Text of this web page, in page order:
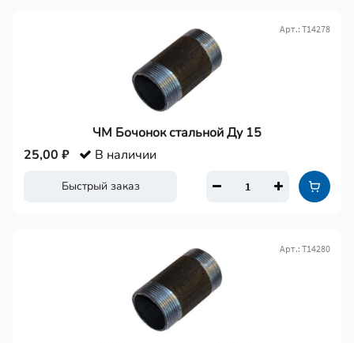
ЧМ Бочонок стальной Ду 15
Арт.: Т14278
Быстрый заказ
25,00 ₽ В наличии
Арт.: Т14280